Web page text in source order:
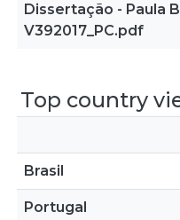
Dissertação - Paula
V392017_PC.pdf
Top country
Brasil
Portugal